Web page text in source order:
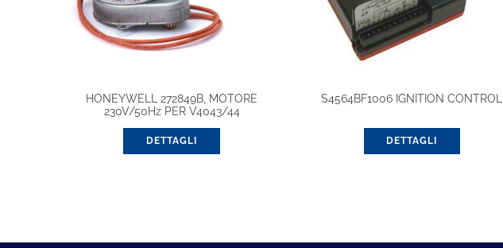
HONEYWELL 272849B, MOTORE
230V/50Hz PER V4043/44
DETTAGLI
S4564BF1006 IGNITION CONTROL
DETTAGLI